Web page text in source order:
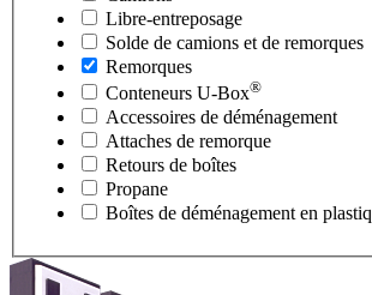
Libre-entreposage
Solde de camions et de remorques
Remorques
Conteneurs U-Box®
Accessoires de déménagement
Attaches de remorque
Retours de boîtes
Propane
Boîtes de déménagement en